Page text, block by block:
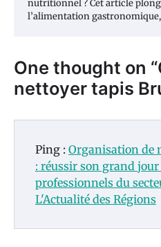
nutritionnel ? Cet article
l’alimentation
One thought on “
nettoyer tapis
Ping : Organisation de
: réussir son grand jour
professionnels du
L'Actualité des Régions